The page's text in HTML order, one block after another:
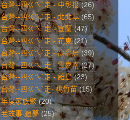
台灣--四ㄍㄟˋ走 - 中彰投 (26)
台灣--四ㄍㄟˋ走 - 北北基 (65)
台灣--四ㄍㄟˋ走 - 宜蘭 (47)
台灣--四ㄍㄟˋ走 - 花東 (21)
台灣--四ㄍㄟˋ走 - 高高屏 (39)
台灣--四ㄍㄟˋ走 - 雲嘉南 (27)
台灣--四ㄍㄟˋ走 - 離島 (23)
台灣--四ㄍㄟˋ走- 桃竹苗 (15)
年度家族聚 (20)
老故事-追夢 (25)